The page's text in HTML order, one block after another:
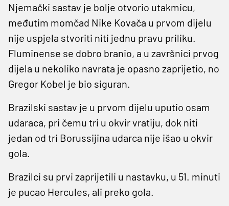
Njemački sastav je bolje otvorio utakmicu,
međutim momčad Nike Kovača u prvom dijelu
nije uspjela stvoriti niti jednu pravu priliku.
Fluminense se dobro branio, a u završnici prvog
dijela u nekoliko navrata je opasno zaprijetio, no
Gregor Kobel je bio siguran.
Brazilski sastav je u prvom dijelu uputio osam
udaraca, pri čemu tri u okvir vratiju, dok niti
jedan od tri Borussijina udarca nije išao u okvir
gola.
Brazilci su prvi zaprijetili u nastavku, u 51. minuti
je pucao Hercules, ali preko gola.